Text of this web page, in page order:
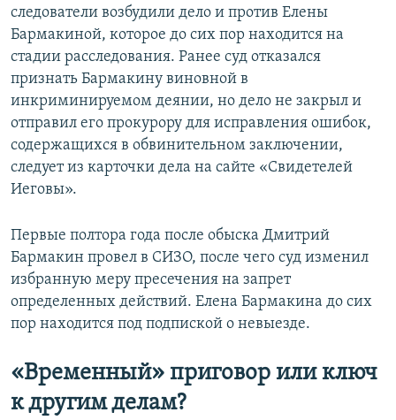
следователи возбудили дело и против Елены
Бармакиной, которое до сих пор находится на
стадии расследования. Ранее суд отказался
признать Бармакину виновной в
инкриминируемом деянии, но дело не закрыл и
отправил его прокурору для исправления ошибок,
содержащихся в обвинительном заключении,
следует из карточки дела на сайте «Свидетелей
Иеговы».
Первые полтора года после обыска Дмитрий
Бармакин провел в СИЗО, после чего суд изменил
избранную меру пресечения на запрет
определенных действий. Елена Бармакина до сих
пор находится под подпиской о невыезде.
«Временный» приговор или ключ
к другим делам?